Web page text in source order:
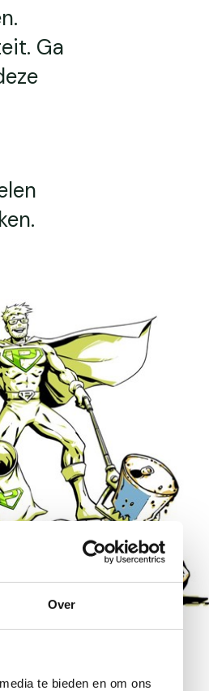
Over
te bieden en om ons
Ga